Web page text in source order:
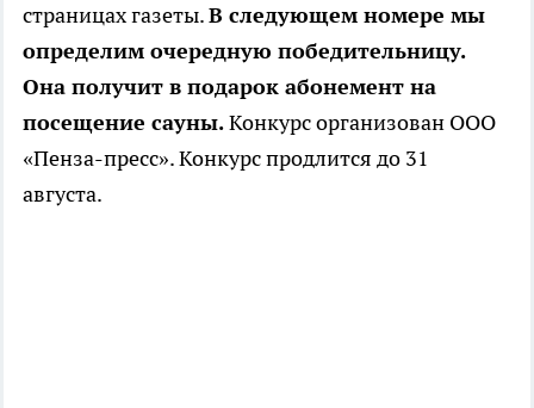
страницах газеты.В следующем номере мы
определим очередную победительницу.
Она получит в подарок абонемент на
посещение сауны.Конкурс организован ООО
«Пенза-пресс». Конкурс продлится до 31
августа.